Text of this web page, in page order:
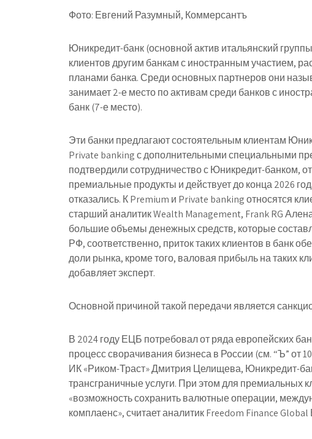
Фото: Евгений Разумный, Коммерсантъ
Юникредит-банк (основной актив итальянский
клиентов другим банкам с иностранным участием,
планами банка. Среди основных партнеров они
занимает 2-е место по активам среди банков с
банк (7-е место).
Эти банки предлагают состоятельным клиентам
Private banking с дополнительными специальными
подтвердили сотрудничество с Юникредит-банком,
премиальные продукты и действует до конца 2026
отказались. К Premium и Private banking относятся
старший аналитик Wealth Management, Frank RG
большие объемы денежных средств, которые
РФ, соответственно, приток таких клиентов в банк
доли рынка, кроме того, валовая прибыль на таких
добавляет эксперт.
Основной причиной такой передачи является
В 2024 году ЕЦБ потребовал от ряда европейских
процесс сворачивания бизнеса в России (см. “Ъ”
ИК «Риком-Траст» Дмитрия Целищева, Юникредит-
трансграничные услуги. При этом для премиальных
«возможность сохранить валютные операции,
комплаенс», считает аналитик Freedom Finance